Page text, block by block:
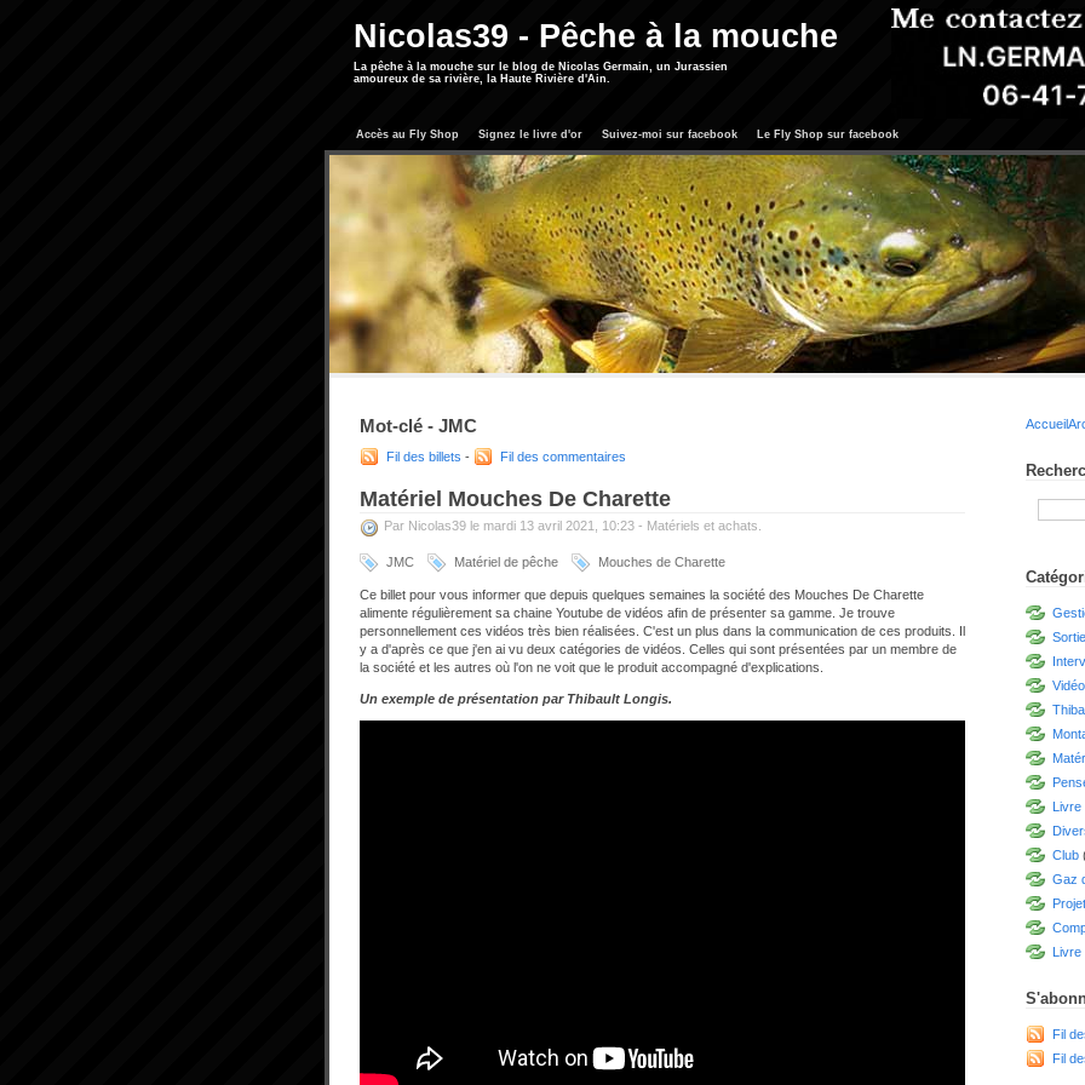
Nicolas39 - Pêche à la mouche
La pêche à la mouche sur le blog de Nicolas Germain, un Jurassien
amoureux de sa rivière, la Haute Rivière d'Ain.
Accès au Fly Shop Signez le livre d'or Suivez-moi sur facebook Le Fly Shop sur facebook
Mot-clé - JMC
Fil des billets - Fil des commentaires
Matériel Mouches De Charette
Par Nicolas39 le mardi 13 avril 2021, 10:23 - Matériels et achats.
JMC Matériel de pêche Mouches de Charette
Ce billet pour vous informer que depuis quelques semaines la société des Mouches De Charette
alimente régulièrement sa chaine Youtube de vidéos afin de présenter sa gamme. Je trouve
personnellement ces vidéos très bien réalisées. C'est un plus dans la communication de ces produits. Il
y a d'après ce que j'en ai vu deux catégories de vidéos. Celles qui sont présentées par un membre de
la société et les autres où l'on ne voit que le produit accompagné d'explications.
Un exemple de présentation par Thibault Longis.
Accueil
Livre
Club
Gaz
Livre
Fil
Fil